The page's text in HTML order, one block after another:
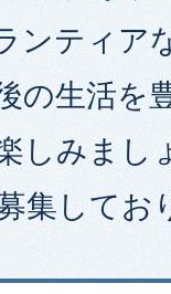
ンティア
の生活を
しみまし
集してお